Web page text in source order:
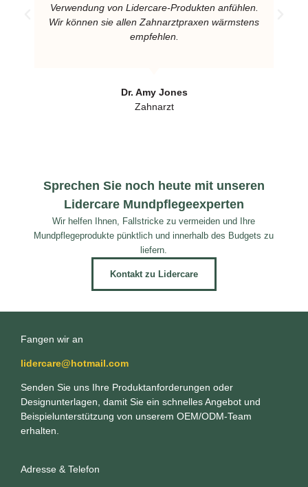
Verwendung von Lidercare-Produkten anfühlen.
Wir können sie allen Zahnarztpraxen wärmstens
empfehlen.
Dr. Amy Jones
Zahnarzt
Sprechen Sie noch heute mit unseren
Lidercare Mundpflegeexperten
Wir helfen Ihnen, Fallstricke zu vermeiden und Ihre
Mundpflegeprodukte pünktlich und innerhalb des Budgets zu
liefern.
Kontakt zu Lidercare
Fangen wir an
lidercare@hotmail.com
Senden Sie uns Ihre Produktanforderungen oder
Designunterlagen, damit Sie ein schnelles Angebot und
Beispielunterstützung von unserem OEM/ODM-Team
erhalten.
Adresse & Telefon